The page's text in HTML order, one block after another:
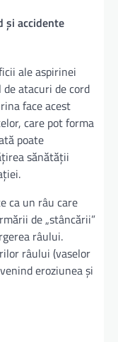
și accidente
ale aspirinei
atacuri de cord
face acest
care pot forma
poate
sănătății
ca un râu care
de „stâncării”
râului.
râului (vaselor
eroziunea și